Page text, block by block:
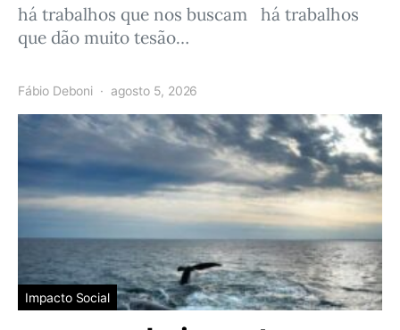
há trabalhos que nos buscam há trabalhos
que dão muito tesão…
Fábio Deboni agosto 5, 2026
Impacto Social